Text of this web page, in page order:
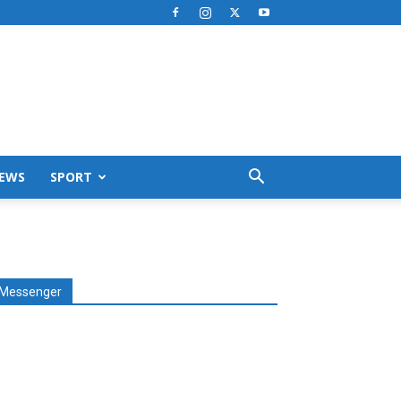
SPORT
Messenger